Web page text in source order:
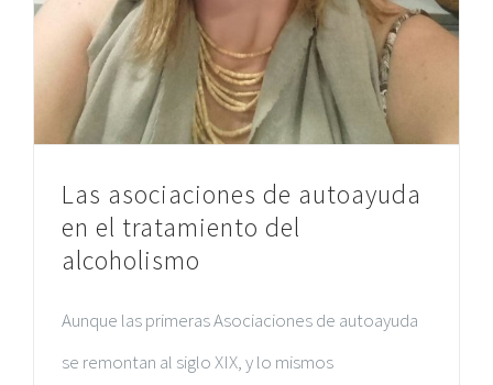
Las asociaciones de autoayuda
en el tratamiento del
alcoholismo
Aunque las primeras Asociaciones de autoayuda
se remontan al siglo XIX, y lo mismos